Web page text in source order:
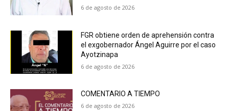
6 de agosto de 2026
FGR obtiene orden de aprehensión contra
el exgobernador Ángel Aguirre por el caso
Ayotzinapa
6 de agosto de 2026
COMENTARIO A TIEMPO
6 de agosto de 2026